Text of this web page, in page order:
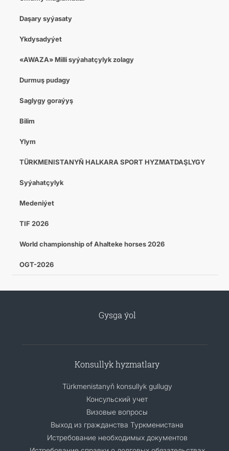
Daşary syýasaty
Ykdysadyýet
«AWAZA» Milli syýahatçylyk zolagy
Durmuş pudagy
Saglygy goraýyş
Bilim
Ylym
TÜRKMENISTANYŇ HALKARA SPORT HYZMATDAŞLYGY
Syýahatçylyk
Medeniýet
TIF 2026
World championship of Ahalteke horses 2026
OGT-2026
Gysga ýol
Konsullyk hyzmatlary
Türkmenistanyň konsullyk gullugy
Консульский учет
Визовые вопросы
Выход из гражданства Туркменистана
Истребование необходимых документов